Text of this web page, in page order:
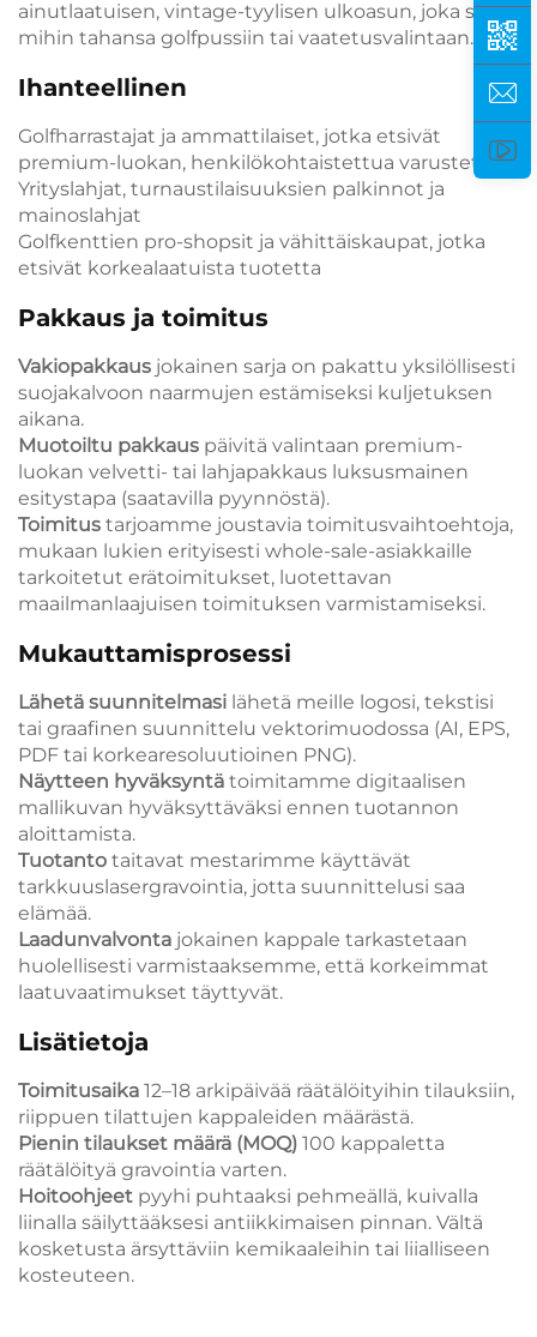
ainutlaatuisen, vintage-tyylisen ulkoasun, joka sopii
mihin tahansa golfpussiin tai vaatetusvalintaan.
Ihanteellinen
Golfharrastajat ja ammattilaiset, jotka etsivät
premium-luokan, henkilökohtaistettua varustetta
Yrityslahjat, turnaustilaisuuksien palkinnot ja
mainoslahjat
Golfkenttien pro-shopsit ja vähittäiskaupat, jotka
etsivät korkealaatuista tuotetta
Pakkaus ja toimitus
Vakiopakkaus jokainen sarja on pakattu yksilöllisesti
suojakalvoon naarmujen estämiseksi kuljetuksen
aikana.
Muotoiltu pakkaus päivitä valintaan premium-
luokan velvetti- tai lahjapakkaus luksusmainen
esitystapa (saatavilla pyynnöstä).
Toimitus tarjoamme joustavia toimitusvaihtoehtoja,
mukaan lukien erityisesti whole-sale-asiakkaille
tarkoitetut erätoimitukset, luotettavan
maailmanlaajuisen toimituksen varmistamiseksi.
Mukauttamisprosessi
Lähetä suunnitelmasi lähetä meille logosi, tekstisi
tai graafinen suunnittelu vektorimuodossa (AI, EPS,
PDF tai korkearesoluutioinen PNG).
Näytteen hyväksyntä toimitamme digitaalisen
mallikuvan hyväksyttäväksi ennen tuotannon
aloittamista.
Tuotanto taitavat mestarimme käyttävät
tarkkuuslasergravointia, jotta suunnittelusi saa
elämää.
Laadunvalvonta jokainen kappale tarkastetaan
huolellisesti varmistaaksemme, että korkeimmat
laatuvaatimukset täyttyvät.
Lisätietoja
Toimitusaika 12–18 arkipäivää räätälöityihin tilauksiin,
riippuen tilattujen kappaleiden määrästä.
Pienin tilaukset määrä (MOQ) 100 kappaletta
räätälöityä gravointia varten.
Hoitoohjeet pyyhi puhtaaksi pehmeällä, kuivalla
liinalla säilyttääksesi antiikkimaisen pinnan. Vältä
kosketusta ärsyttäviin kemikaaleihin tai liialliseen
kosteuteen.